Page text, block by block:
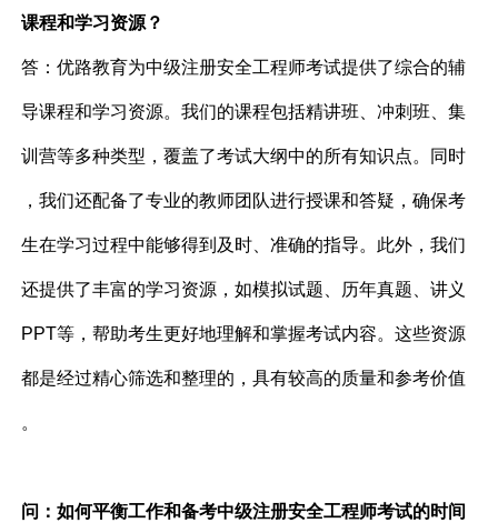
课程和学习资源？
答：优路教育为中级注册安全工程师考试提供了综合的辅
导课程和学习资源。我们的课程包括精讲班、冲刺班、集
训营等多种类型，覆盖了考试大纲中的所有知识点。同时
，我们还配备了专业的教师团队进行授课和答疑，确保考
生在学习过程中能够得到及时、准确的指导。此外，我们
还提供了丰富的学习资源，如模拟试题、历年真题、讲义
PPT等，帮助考生更好地理解和掌握考试内容。这些资源
都是经过精心筛选和整理的，具有较高的质量和参考价值
。
问：如何平衡工作和备考中级注册安全工程师考试的时间